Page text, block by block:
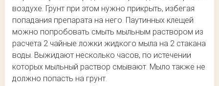
воздухе. Грунт при этом нужно прикрыть, избегая
попадания препарата на него. Паутинных клещей
можно попробовать смыть мыльным раствором из
расчета 2 чайные ложки жидкого мыла на 2 стакана
воды. Выжидают несколько часов, по истечении
которых мыльный раствор смывают. Мыло также не
должно попасть на грунт.